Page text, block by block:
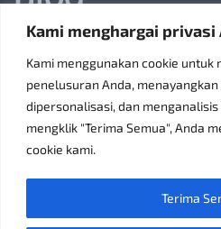
Kami menghargai privasi
Kami menggunakan cookie
penelusuran Anda,
dipersonalisasi, dan
mengklik "Terima Semua", Anda
cookie kami.
Terima
Jasa Pembuatan Lift Barang: Solusi
Receiving Parcels and Mail at a Rented
6 Tips Pilih Oven Listrik Terbaik
Konsultan Pajak Bandung Jakarta
Discoverypropertyid Solusi Website